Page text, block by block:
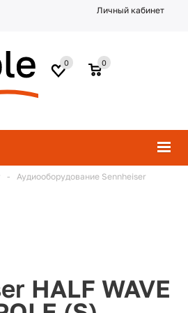
Личный кабинет
0
0
- Аудиооборудование Sennheiser
HALF WAVE